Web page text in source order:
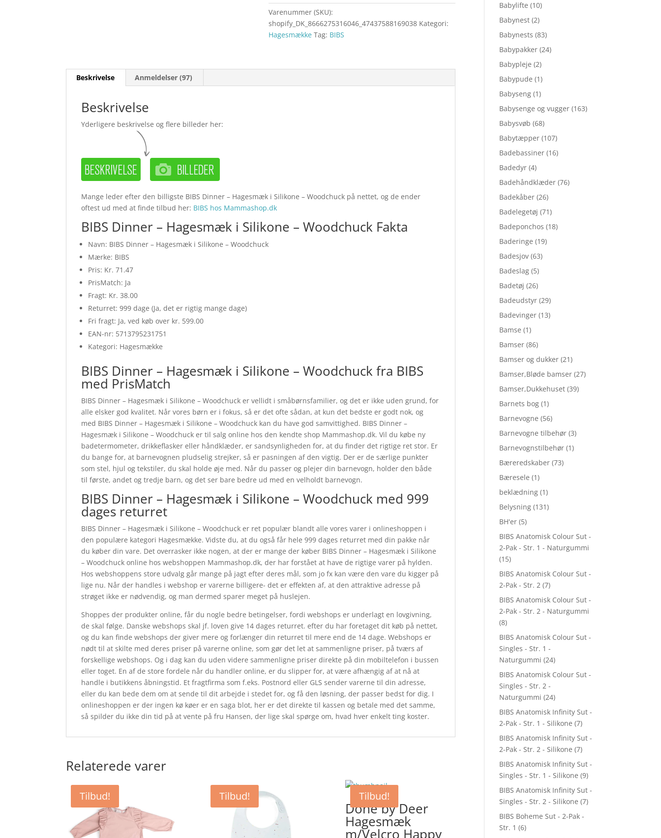
Varenummer (SKU):
shopify_DK_8666275316046_47437588169038 Kategori:
Hagesmække Tag: BIBS
Beskrivelse Anmeldelser (97)
Beskrivelse
Yderligere beskrivelse og flere billeder her:
Mange leder efter den billigste BIBS Dinner – Hagesmæk i Silikone – Woodchuck på nettet, og de ender
oftest ud med at finde tilbud her: BIBS hos Mammashop.dk
BIBS Dinner – Hagesmæk i Silikone – Woodchuck Fakta
Navn: BIBS Dinner – Hagesmæk i Silikone – Woodchuck
Mærke: BIBS
Pris: Kr. 71.47
PrisMatch: Ja
Fragt: Kr. 38.00
Returret: 999 dage (Ja, det er rigtig mange dage)
Fri fragt: Ja, ved køb over kr. 599.00
EAN-nr: 5713795231751
Kategori: Hagesmække
BIBS Dinner – Hagesmæk i Silikone – Woodchuck fra BIBS
med PrisMatch
BIBS Dinner – Hagesmæk i Silikone – Woodchuck er vellidt i småbørnsfamilier, og det er ikke uden grund, for
alle elsker god kvalitet. Når vores børn er i fokus, så er det ofte sådan, at kun det bedste er godt nok, og
med BIBS Dinner – Hagesmæk i Silikone – Woodchuck kan du have god samvittighed. BIBS Dinner –
Hagesmæk i Silikone – Woodchuck er til salg online hos den kendte shop Mammashop.dk. Vil du købe ny
badetermometer, drikkeflasker eller håndklæder, er sandsynligheden for, at du finder det rigtige ret stor. Er
du bange for, at barnevognen pludselig strejker, så er pasningen af den vigtig. Der er de særlige punkter
som stel, hjul og tekstiler, du skal holde øje med. Når du passer og plejer din barnevogn, holder den både
til første, andet og tredje barn, og det ser bare bedre ud med en velholdt barnevogn.
BIBS Dinner – Hagesmæk i Silikone – Woodchuck med 999
dages returret
BIBS Dinner – Hagesmæk i Silikone – Woodchuck er ret populær blandt alle vores varer i onlineshoppen i
den populære kategori Hagesmække. Vidste du, at du også får hele 999 dages returret med din pakke når
du køber din vare. Det overrasker ikke nogen, at der er mange der køber BIBS Dinner – Hagesmæk i Silikone
– Woodchuck online hos webshoppen Mammashop.dk, der har forstået at have de rigtige varer på hylden.
Hos webshoppens store udvalg går mange på jagt efter deres mål, som jo fx kan være den vare du kigger på
lige nu. Når der handles i webshop er varerne billigere- det er effekten af, at den attraktive adresse på
strøget ikke er nødvendig, og man dermed sparer meget på huslejen.
Shoppes der produkter online, får du nogle bedre betingelser, fordi webshops er underlagt en lovgivning,
de skal følge. Danske webshops skal jf. loven give 14 dages returret. efter du har foretaget dit køb på nettet,
og du kan finde webshops der giver mere og forlænger din returret til mere end de 14 dage. Webshops er
nødt til at skilte med deres priser på varerne online, som gør det let at sammenligne priser, på tværs af
forskellige webshops. Og i dag kan du uden videre sammenligne priser direkte på din mobiltelefon i bussen
eller toget. En af de store fordele når du handler online, er du slipper for, at være afhængig af at nå at
handle i butikkens åbningstid. Et fragtfirma som f.eks. Postnord eller GLS sender varerne til din adresse,
eller du kan bede dem om at sende til dit arbejde i stedet for, og få den løsning, der passer bedst for dig. I
onlineshoppen er der ingen kø køer er en saga blot, her er det direkte til kassen og betale med det samme,
så spilder du ikke din tid på at vente på fru Hansen, der lige skal spørge om, hvad hver enkelt ting koster.
Relaterede varer
Tilbud! Tilbud! Tilbud!
Done by Deer
Hagesmæk
m/Velcro Happy
Babylifte (10)
Babynest (2)
Babynests (83)
Babypakker (24)
Babypleje (2)
Babypude (1)
Babyseng (1)
Babysenge og vugger (163)
Babysvøb (68)
Babytæpper (107)
Badebassiner (16)
Badedyr (4)
Badehåndklæder (76)
Badekåber (26)
Badelegetøj (71)
Badeponchos (18)
Baderinge (19)
Badesjov (63)
Badeslag (5)
Badetøj (26)
Badeudstyr (29)
Badevinger (13)
Bamse (1)
Bamser (86)
Bamser og dukker (21)
Bamser,Bløde bamser (27)
Bamser,Dukkehuset (39)
Barnets bog (1)
Barnevogne (56)
Barnevogne tilbehør (3)
Barnevognstilbehør (1)
Bæreredskaber (73)
Bæresele (1)
beklædning (1)
Belysning (131)
BH'er (5)
BIBS Anatomisk Colour Sut -
2-Pak - Str. 1 - Naturgummi
(15)
BIBS Anatomisk Colour Sut -
2-Pak - Str. 2 (7)
BIBS Anatomisk Colour Sut -
2-Pak - Str. 2 - Naturgummi
(8)
BIBS Anatomisk Colour Sut -
Singles - Str. 1 -
Naturgummi (24)
BIBS Anatomisk Colour Sut -
Singles - Str. 2 -
Naturgummi (24)
BIBS Anatomisk Infinity Sut -
2-Pak - Str. 1 - Silikone (7)
BIBS Anatomisk Infinity Sut -
2-Pak - Str. 2 - Silikone (7)
BIBS Anatomisk Infinity Sut -
Singles - Str. 1 - Silikone (9)
BIBS Anatomisk Infinity Sut -
Singles - Str. 2 - Silikone (7)
BIBS Boheme Sut - 2-Pak -
Str. 1 (6)